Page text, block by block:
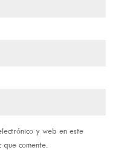
y web en este
comente.